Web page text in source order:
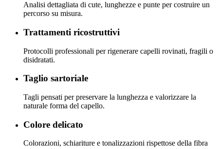
Analisi dettagliata di cute, lunghezze e punte per costruire un
percorso su misura.
Trattamenti ricostruttivi
Protocolli professionali per rigenerare capelli rovinati, fragili o
disidratati.
Taglio sartoriale
Tagli pensati per preservare la lunghezza e valorizzare la
naturale forma del capello.
Colore delicato
Colorazioni, schiariture e tonalizzazioni rispettose della fibra